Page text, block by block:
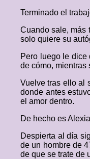
Terminado el
Cuando sale, más
solo quiere su
Pero luego le dice
de cómo, mientras
Vuelve tras ello al
donde antes
el amor dentro.
De hecho es
Despierta al día
de un hombre de
de que se trate de